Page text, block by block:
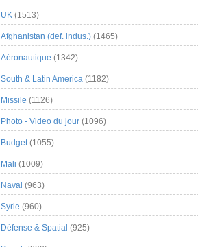
UK (1513)
Afghanistan (def. indus.) (1465)
Aéronautique (1342)
South & Latin America (1182)
Missile (1126)
Photo - Video du jour (1096)
Budget(1055)
Mali (1009)
Naval (963)
Syrie (960)
Défense & Spatial (925)